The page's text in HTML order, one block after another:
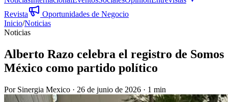
Revista
Oportunidades de Negocio
Inicio/Noticias
Noticias
Alberto Razo celebra el registro de Somos
México como partido político
Por Sinergia Mexico · 26 de junio de 2026 · 1 min